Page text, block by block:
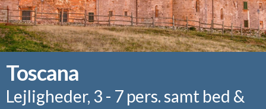
Toscana
Lejligheder, 3 - 7 pers. samt bed &